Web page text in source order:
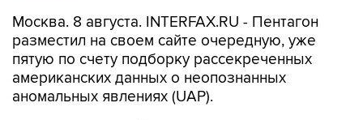
Москва. 8 августа. INTERFAX.RU - Пентагон
разместил на своем сайте очередную, уже
пятую по счету подборку рассекреченных
американских данных о неопознанных
аномальных явлениях (UAP).